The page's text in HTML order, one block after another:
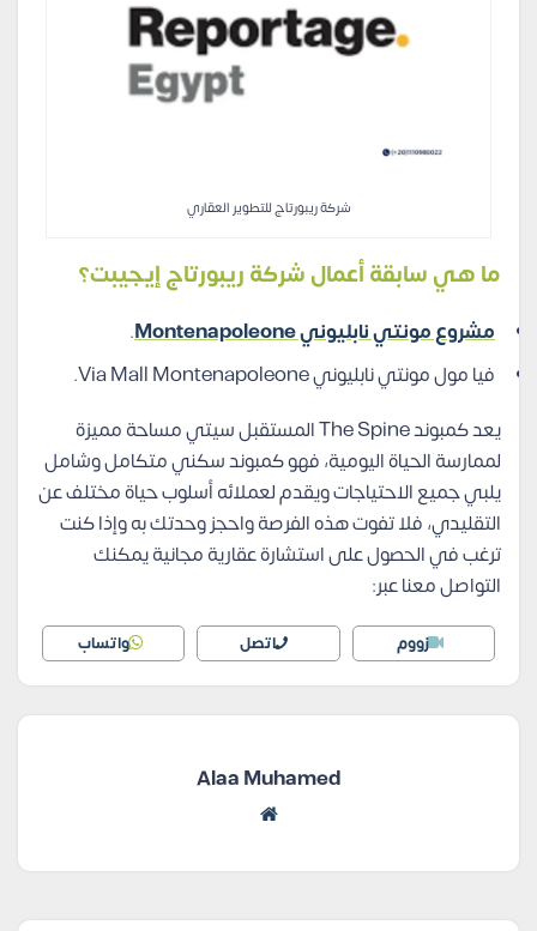
شركة ريبورتاج للتطوير العقاري
ما هي سابقة أعمال شركة ريبورتاج إيجيبت؟
مشروع مونتي نابليوني Montenapoleone
.
فيا مول مونتي نابليوني Via Mall Montenapoleone.
يعد كمبوند The Spine المستقبل سيتي مساحة مميزة
لممارسة الحياة اليومية، فهو كمبوند سكني متكامل وشامل
يلبي جميع الاحتياجات ويقدم لعملائه أسلوب حياة مختلف عن
التقليدي، فلا تفوت هذه الفرصة واحجز وحدتك به وإذا كنت
ترغب في الحصول على استشارة عقارية مجانية يمكنك
التواصل معنا عبر:
زووم اتصل واتساب
Alaa Muhamed